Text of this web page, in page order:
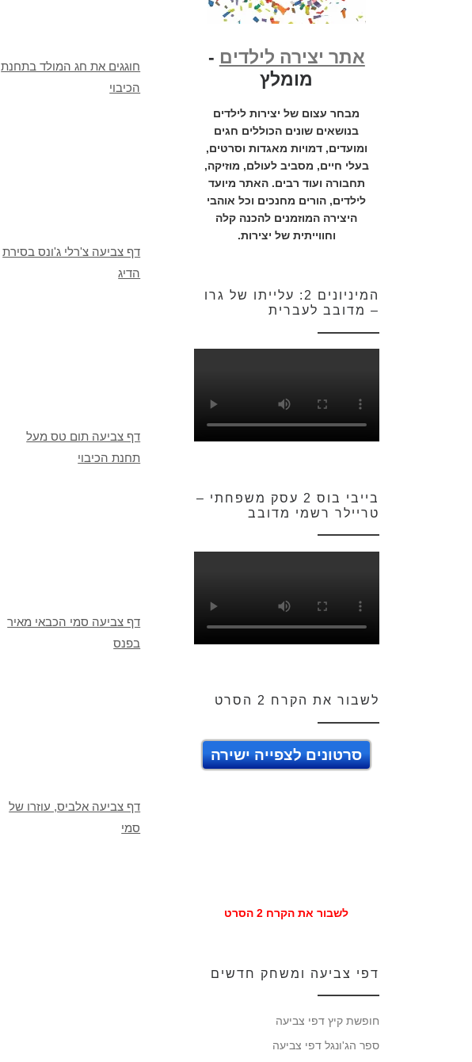
חוגגים את חג המולד בתחנת
הכיבוי
דף צביעה צ'רלי ג'ונס בסירת
הדיג
דף צביעה תום טס מעל
תחנת הכיבוי
דף צביעה סמי הכבאי מאיר
בפנס
דף צביעה אלביס, עוזרו של
סמי
אתר יצירה לילדים -
מומלץ
מבחר עצום של יצירות לילדים
בנושאים שונים הכוללים חגים
ומועדים, דמויות מאגדות וסרטים,
בעלי חיים, מסביב לעולם, מוזיקה,
תחבורה ועוד רבים. האתר מיועד
לילדים, הורים מחנכים וכל אוהבי
היצירה המוזמנים להכנה קלה
וחווייתית של יצירות.
המיניונים 2: עלייתו של גרו
– מדובב לעברית
בייבי בוס 2 עסק משפחתי –
טריילר רשמי מדובב
לשבור את הקרח 2 הסרט
סרטונים לצפייה ישירה
לשבור את הקרח 2 הסרט
דפי צביעה ומשחק חדשים
חופשת קיץ דפי צביעה
ספר הג'ונגל דפי צביעה